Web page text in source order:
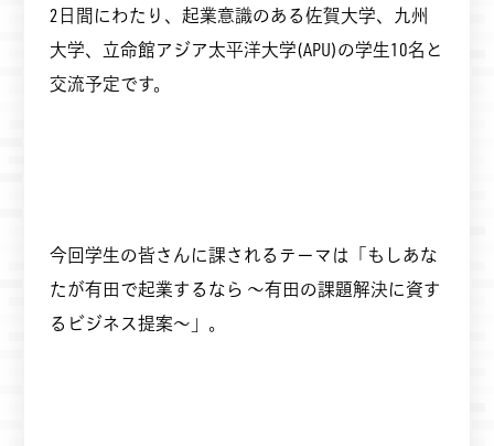
2日間にわたり、起業意識のある佐賀大学、九州
大学、立命館アジア太平洋大学(APU)の学生10名と
交流予定です。
今回学生の皆さんに課されるテーマは「もしあな
たが有田で起業するなら ～有田の課題解決に資す
るビジネス提案～」。